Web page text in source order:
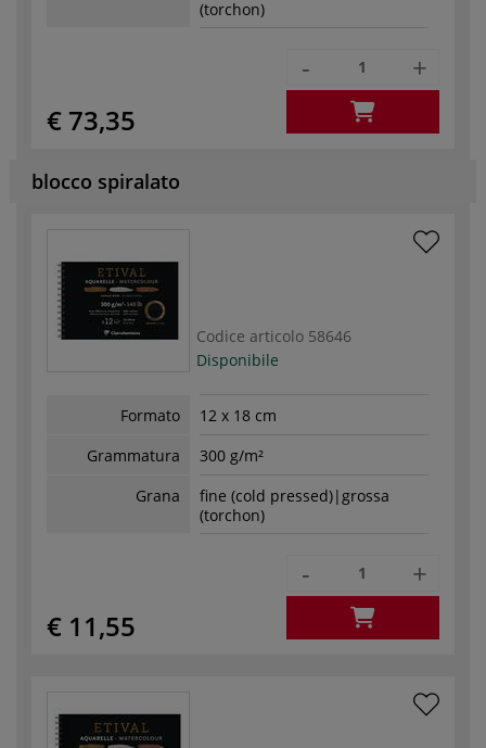
(torchon)
€ 73,35
- +
blocco spiralato
Codice articolo 58646
Disponibile
Formato
12 x 18 cm
Grammatura
300 g/m²
Grana
fine (cold pressed)|grossa
(torchon)
€ 11,55
- +